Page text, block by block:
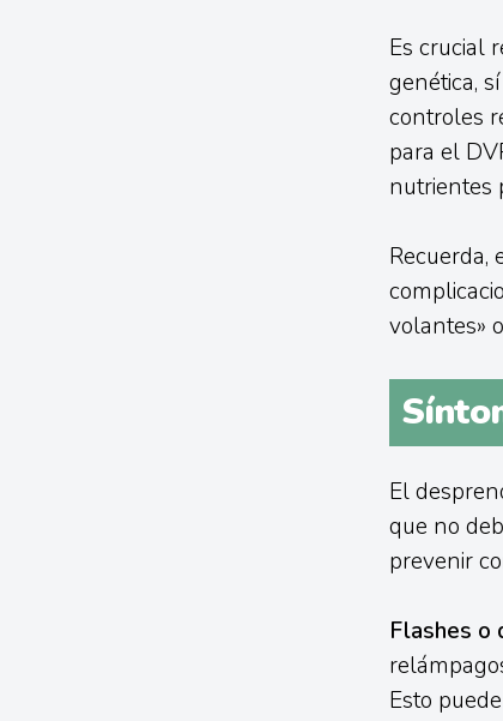
Es crucial
genética,
controles
para el
nutrientes
Recuerda,
volantes»
El
que no
prevenir
Flashes o
Esto